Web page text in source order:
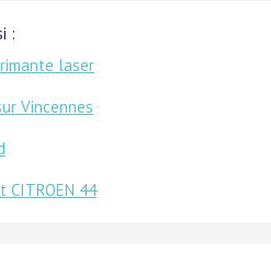
:
laser
Vincennes
CITROEN 44